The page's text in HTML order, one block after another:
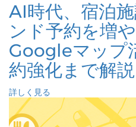
AI時代、宿泊
ンド予約を増
Googleマップ
約強化まで解説
詳しく見る